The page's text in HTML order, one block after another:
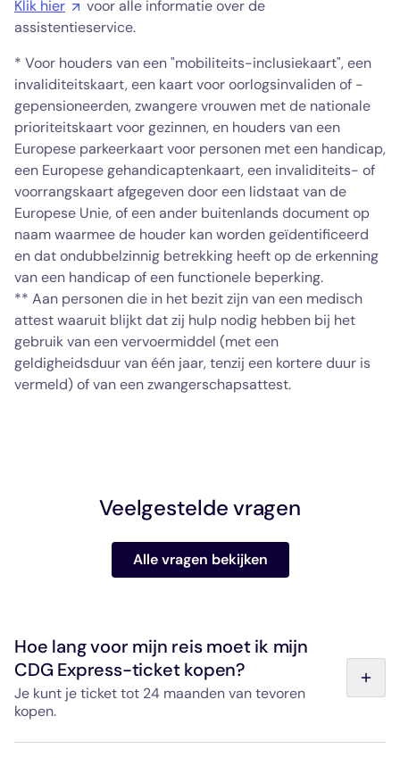
Klik hier
voor alle informatie over de
assistentieservice.
* Voor houders van een "mobiliteits-inclusiekaart", een
invaliditeitskaart, een kaart voor oorlogsinvaliden of -
gepensioneerden, zwangere vrouwen met de nationale
prioriteitskaart voor gezinnen, en houders van een
Europese parkeerkaart voor personen met een handicap,
een Europese gehandicaptenkaart, een invaliditeits- of
voorrangskaart afgegeven door een lidstaat van de
Europese Unie, of een ander buitenlands document op
naam waarmee de houder kan worden geïdentificeerd
en dat ondubbelzinnig betrekking heeft op de erkenning
van een handicap of een functionele beperking.
** Aan personen die in het bezit zijn van een medisch
attest waaruit blijkt dat zij hulp nodig hebben bij het
gebruik van een vervoermiddel (met een
geldigheidsduur van één jaar, tenzij een kortere duur is
vermeld) of van een zwangerschapsattest.
Veelgestelde vragen
Alle vragen bekijken
Hoe lang voor mijn reis moet ik mijn
CDG Express-ticket kopen?
Je kunt je ticket tot 24 maanden van tevoren
kopen.